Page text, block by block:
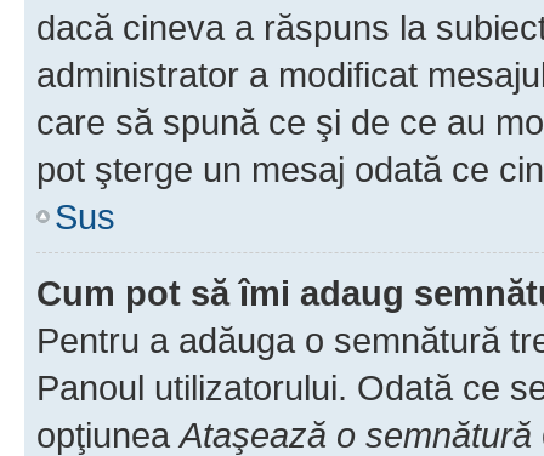
dacă cineva a răspuns la
administrator a modificat
care să spună ce şi de ce au
pot şterge un mesaj odată ce
Sus
Cum pot să îmi adaug
Pentru a adăuga o semnătură
Panoul utilizatorului. Odată ce
opţiuneaAtaşează o semnătură